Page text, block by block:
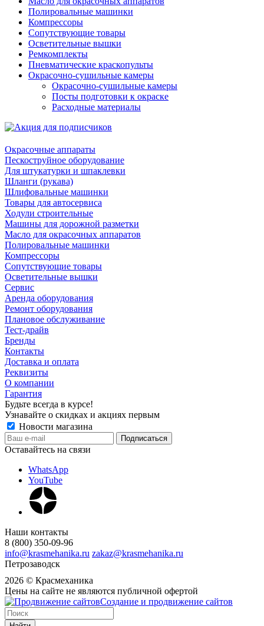
Полировальные машинки
Компрессоры
Сопутствующие товары
Осветительные вышки
Ремкомплекты
Пневматические краскопульты
Окрасочно-сушильные камеры
Окрасочно-сушильные камеры
Посты подготовки к окраске
Расходные материалы
Окрасочные аппараты
Пескоструйное оборудование
Для штукатурки и шпаклевки
Шланги (рукава)
Шлифовальные машинки
Товары для автосервиса
Ходули строительные
Машины для дорожной разметки
Масло для окрасочных аппаратов
Полировальные машинки
Компрессоры
Сопутствующие товары
Осветительные вышки
Сервис
Аренда оборудования
Ремонт оборудования
Плановое обслуживание
Тест-драйв
Бренды
Контакты
Доставка и оплата
Реквизиты
О компании
Гарантия
Будьте всегда в курсе!
Узнавайте о скидках и акциях первым
Новости магазина
Оставайтесь на связи
WhatsApp
YouTube
Наши контакты
8 (800) 350-09-96
info@krasmehanika.ru zakaz@krasmehanika.ru
Петрозаводск
2026 © Красмеханика
Цены на сайте не являются публичной офертой
Создание и продвижение сайтов